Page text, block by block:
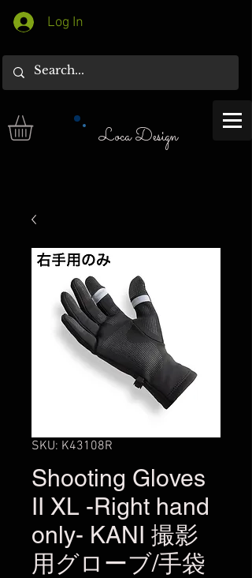
Log In
Loca Design
SKU: K43108R
Shooting Gloves
II XL -Right hand
only- KANI 撮影
用グローブ/手袋